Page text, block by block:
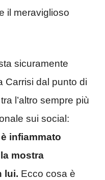
il meraviglioso
sicuramente
Carrisi dal punto di
l’altro sempre più
sui social:
infiammato
mostra
lui. Ecco cosa è